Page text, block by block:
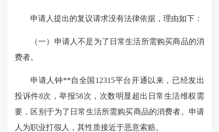
申请人提出的复议请求没有法律依据，理由如下：
（一）申请人不是为了日常生活所需购买商品的消
费者。
申请人钟**自全国12315平台开通以来，已经发出
投诉件8次，举报58次，次数明显超出日常生活维权需
要，区别于为了日常生活所需购买商品的消费者。申请
人为职业打假人，其性质接近于恶意索赔。